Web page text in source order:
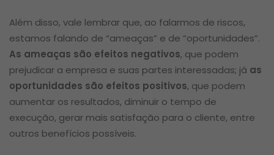
Além disso, vale lembrar que, ao falarmos de riscos,
estamos falando de “ameaças” e de “oportunidades”.
As ameaças são efeitos negativos, que podem
prejudicar a empresa e suas partes interessadas; já as
oportunidades são efeitos positivos, que podem
aumentar os resultados, diminuir o tempo de
execução, gerar mais satisfação para o cliente, entre
outros benefícios possíveis.